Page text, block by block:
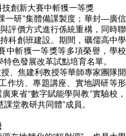
創新大賽中斬獲一等獎
一研”集體備課製度；華封—廣信
評價方式進行係統重構，同時聯
科創班建設。期間，礪儒高中學
中斬獲一等獎等多項榮譽，學校
色發展改革試點培育名單。
、焦建利教授等華師專家團隊開
作坊、專題講座、實地調研等形
東省“數字賦能學與教”實驗校，
堂教研共同體”成員。